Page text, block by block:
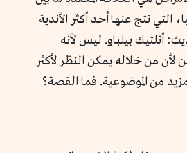
التي نتج عنها أحد أكثر الأندية
أتلتيك بيلباو. ليس لأنه
لأن من خلاله يمكن النظر لأكثر
من الموضوعية. فما القصة؟